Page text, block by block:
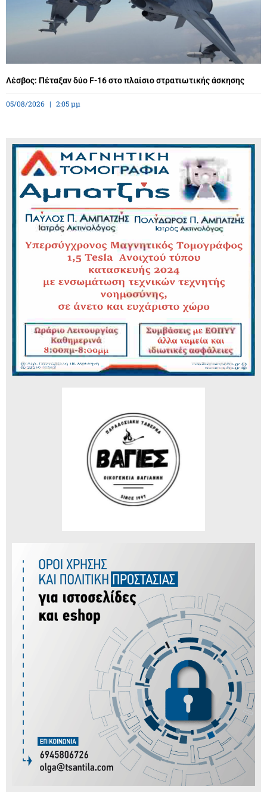
Λέσβος: Πέταξαν δύο F-16 στο πλαίσιο στρατιωτικής άσκησης
05/08/2026 2:05 μμ